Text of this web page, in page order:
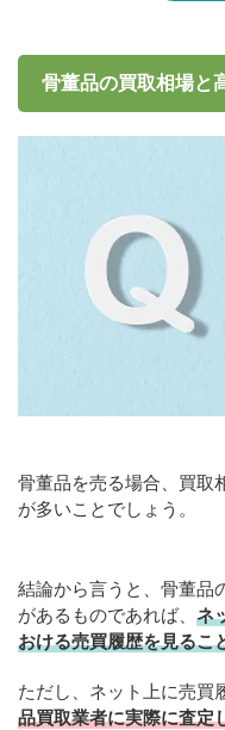
骨董品の買取相場と
骨董品を売る場合、買取
が多いことでしょう。
結論から言うと、骨董品
があるものであれば、 ネ
おける売買履歴を見るこ
ただし、ネット上に売買
品買取業者に実際に査定